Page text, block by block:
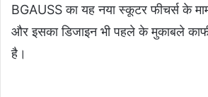
BGAUSS का यह नया स्कूटर फीचर्स के
और इसका डिजाइन भी पहले के मुकाबले
है।